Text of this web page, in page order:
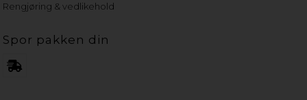
Rengjøring & vedlikehold
Spor pakken din